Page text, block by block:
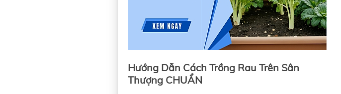
Hướng Dẫn Cách Trồng Rau Trên Sân
Thượng CHUẨN